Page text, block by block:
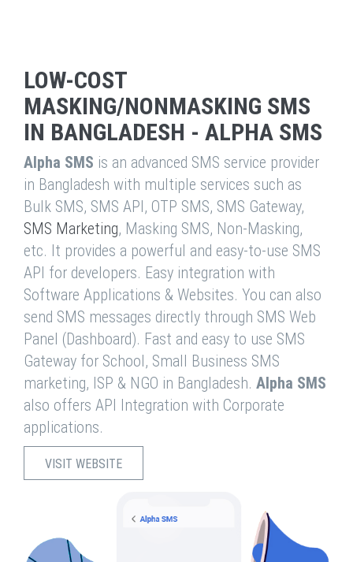
LOW-COST
MASKING/NONMASKING SMS
IN BANGLADESH - ALPHA SMS
Alpha SMS is an advanced SMS service provider
in Bangladesh with multiple services such as
Bulk SMS, SMS API, OTP SMS, SMS Gateway,
SMS Marketing, Masking SMS, Non-Masking,
etc. It provides a powerful and easy-to-use SMS
API for developers. Easy integration with
Software Applications & Websites. You can also
send SMS messages directly through SMS Web
Panel (Dashboard). Fast and easy to use SMS
Gateway for School, Small Business SMS
marketing, ISP & NGO in Bangladesh. Alpha SMS
also offers API Integration with Corporate
applications.
VISIT WEBSITE